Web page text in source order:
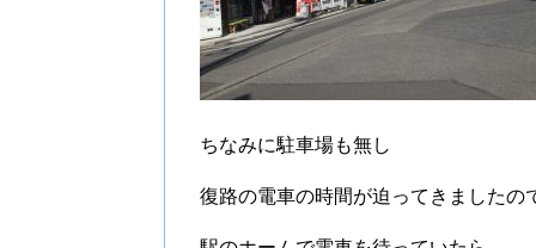
ちなみに駐車場も無し
復路の電車の時間が迫ってきましたの